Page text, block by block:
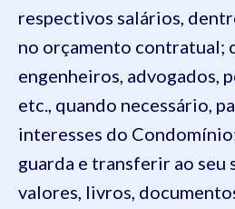
respectivos salários,
no orçamento contratual;
engenheiros, advogados,
etc., quando necessário,
interesses do
guarda e transferir ao seu
valores, livros,